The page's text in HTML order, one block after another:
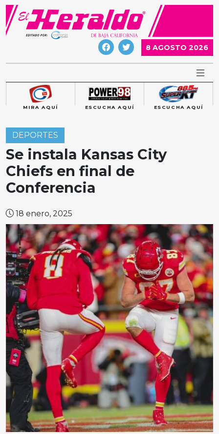
Skip
content
8 AGOSTO 2026
MIRA AQUÍ ESCUCHA AQUÍ ESCUCHA AQUÍ
DEPORTES
Se instala Kansas City
Chiefs en final de
Conferencia
18 enero, 2025